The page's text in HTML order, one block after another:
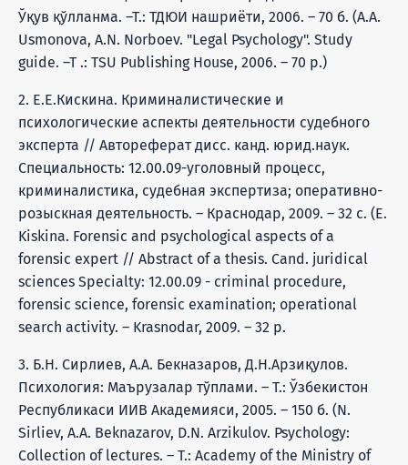
Ўқув қўлланма. –Т.: ТДЮИ нашриёти, 2006. – 70 б. (A.A.
Usmonova, A.N. Norboev. "Legal Psychology". Study
guide. –T .: TSU Publishing House, 2006. – 70 p.)
2. Е.Е.Кискина. Криминалистические и
психологические аспекты деятельности судебного
эксперта // Автореферат дисс. канд. юрид.наук.
Специальность: 12.00.09-уголовный процесс,
криминалистика, судебная экспертиза; оперативно-
розыскная деятельность. – Краснодар, 2009. – 32 с. (E.
Kiskina. Forensic and psychological aspects of a
forensic expert // Abstract of a thesis. Cand. juridical
sciences Specialty: 12.00.09 - criminal procedure,
forensic science, forensic examination; operational
search activity. – Krasnodar, 2009. – 32 p.
3. Б.Н. Сирлиев, А.А. Бекназаров, Д.Н.Арзиқулов.
Психология: Маърузалар тўплами. – Т.: Ўзбекистон
Республикаси ИИВ Академияси, 2005. – 150 б. (N.
Sirliev, A.A. Beknazarov, D.N. Arzikulov. Psychology:
Collection of lectures. – T.: Academy of the Ministry of